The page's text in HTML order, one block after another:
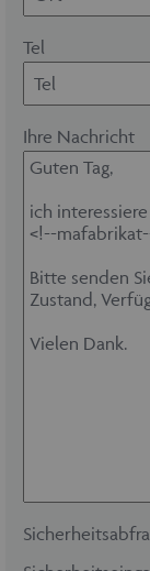
Tel
Ihre Nachricht